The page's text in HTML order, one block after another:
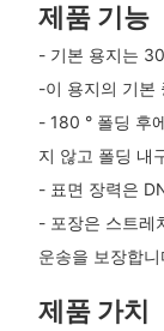
제품 기능
- 기본 용지는
-이 용지의 기본
- 180 ° 폴딩 후
지 않고 폴딩 내
- 표면 장력은
- 포장은 스트레
운송을 보장합니
제품 가치